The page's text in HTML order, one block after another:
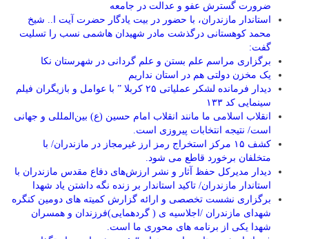
ضرورت گسترش عفو و عدالت در جامعه
استاندار مازندران، با حضور در بیت یادگار حضرت آیت ا.. شیخ
محمد کوهستانی درگذشت مادر شهیدان هاشمی نسب را تسلیت
گفت:
برگزاری مراسم علم بستن و علم گردانی در شهرستان نکا
یک مخزن دولتی هم در استان نداریم
دیدار فرمانده لشکر عملیاتی ۲۵ کربلا ” با عوامل و بازیگران فیلم
سینمایی کد ۱۳۳
انقلاب اسلامی ما مانند انقلاب امام حسین (ع) بین‌المللی و جهانی
است/ نتیجه انتخابات پیروزی است.
کشف ۱۵ مرکز استخراج رمز ارز غیرمجاز در مازندران/ با
متخلفان برخورد قاطع می شود.
دیدار مدیرکل حفظ آثار و نشر ارزش‌های دفاع مقدس مازندران با
استاندار مازندران/ تاکید استاندار بر زنده نگه داشتن یاد شهدا
برگزاری نشست تخصصی و ارائه گزارش کمیته های دومین کنگره
شهدای مازندران /اجلاسیه ی ( گردهمایی)فرزندان و همسران
شهدا یکی از برنامه های محوری ما است.